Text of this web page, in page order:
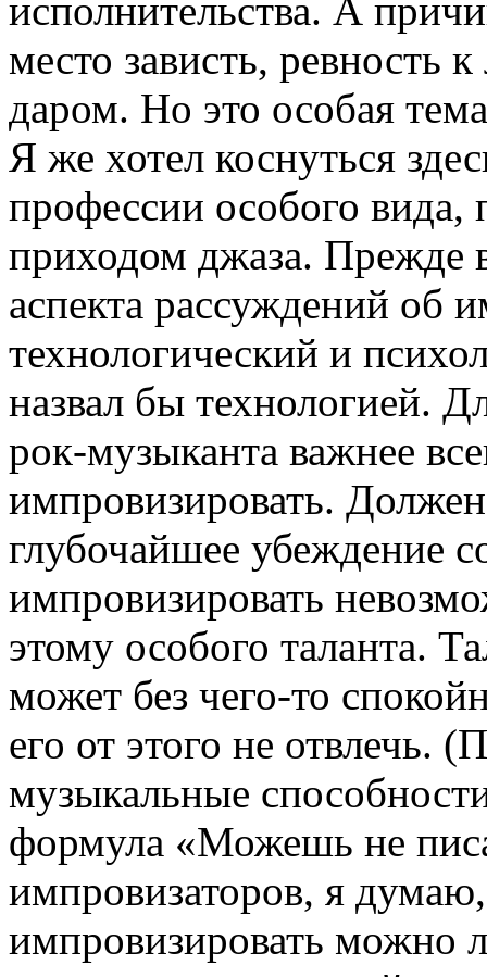
исполнительства. А
место зависть, ревность
даром. Но это особая
Я же хотел коснуться
профессии особого
приходом джаза. Прежде
аспекта рассуждений об
технологический и
назвал бы технологией.
рок-музыканта важнее
импровизировать.
глубочайшее убеждение
импровизировать
этому особого таланта.
может без чего-то
его от этого не отвлечь.
музыкальные
формула «Можешь не
импровизаторов, я
импровизировать можно